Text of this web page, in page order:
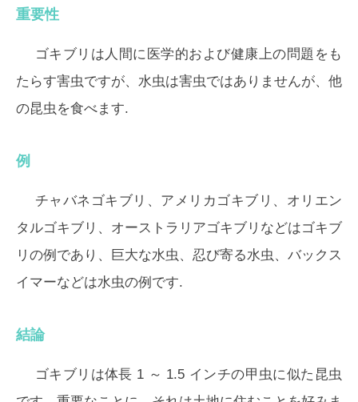
重要性
ゴキブリは人間に医学的および健康上の問題をも
たらす害虫ですが、水虫は害虫ではありませんが、他
の昆虫を食べます.
例
チャバネゴキブリ、アメリカゴキブリ、オリエン
タルゴキブリ、オーストラリアゴキブリなどはゴキブ
リの例であり、巨大な水虫、忍び寄る水虫、バックス
イマーなどは水虫の例です.
結論
ゴキブリは体長 1 ～ 1.5 インチの甲虫に似た昆虫